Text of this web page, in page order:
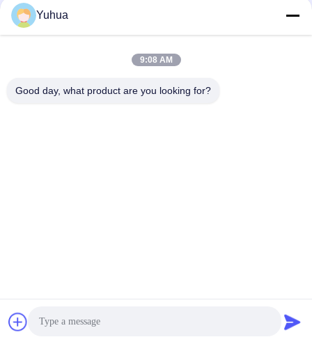
Yuhua
9:08 AM
Good day, what product are you looking for?